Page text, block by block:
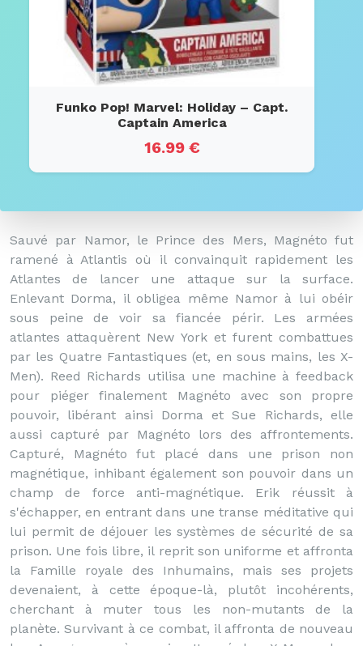
Funko Pop! Marvel: Holiday – Capt.
Captain America
16.99 €
Sauvé par Namor, le Prince des Mers, Magnéto fut
ramené à Atlantis où il convainquit rapidement les
Atlantes de lancer une attaque sur la surface.
Enlevant Dorma, il obligea même Namor à lui obéir
sous peine de voir sa fiancée périr. Les armées
atlantes attaquèrent New York et furent combattues
par les Quatre Fantastiques (et, en sous mains, les X-
Men). Reed Richards utilisa une machine à feedback
pour piéger finalement Magnéto avec son propre
pouvoir, libérant ainsi Dorma et Sue Richards, elle
aussi capturé par Magnéto lors des affrontements.
Capturé, Magnéto fut placé dans une prison non
magnétique, inhibant également son pouvoir dans un
champ de force anti-magnétique. Erik réussit à
s'échapper, en entrant dans une transe méditative qui
lui permit de déjouer les systèmes de sécurité de sa
prison. Une fois libre, il reprit son uniforme et affronta
la Famille royale des Inhumains, mais ses projets
devenaient, à cette époque-là, plutôt incohérents,
cherchant à muter tous les non-mutants de la
planète. Survivant à ce combat, il affronta de nouveau